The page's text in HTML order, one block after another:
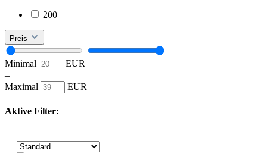
200
Preis
Minimal
EUR
–
Maximal
EUR
Aktive Filter: